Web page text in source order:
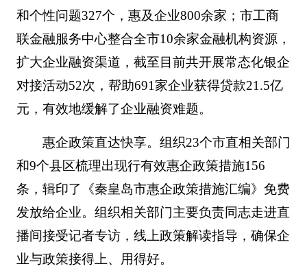
和个性问题327个，惠及企业800余家；市工商
联金融服务中心整合全市10余家金融机构资源，
扩大企业融资渠道，截至目前共开展常态化银企
对接活动52次，帮助691家企业获得贷款21.5亿
元，有效地缓解了企业融资难题。
惠企政策直达快享。组织23个市直相关部门
和9个县区梳理出现行有效惠企政策措施156
条，辑印了《秦皇岛市惠企政策措施汇编》免费
发放给企业。组织相关部门主要负责同志走进直
播间接受记者专访，线上政策解读指导，确保企
业与政策接得上、用得好。